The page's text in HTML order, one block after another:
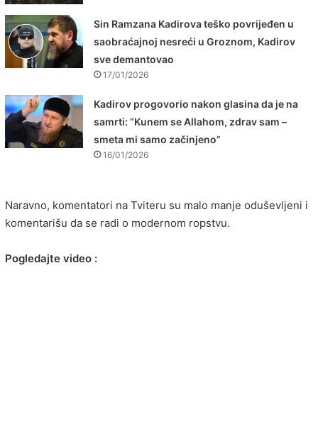
Sin Ramzana Kadirova teško povrijeđen u
saobraćajnoj nesreći u Groznom, Kadirov
sve demantovao
17/01/2026
Kadirov progovorio nakon glasina da je na
samrti: “Kunem se Allahom, zdrav sam –
smeta mi samo začinjeno”
16/01/2026
Naravno, komentatori na Tviteru su malo manje oduševljeni i
komentarišu da se radi o modernom ropstvu.
Pogledajte video :